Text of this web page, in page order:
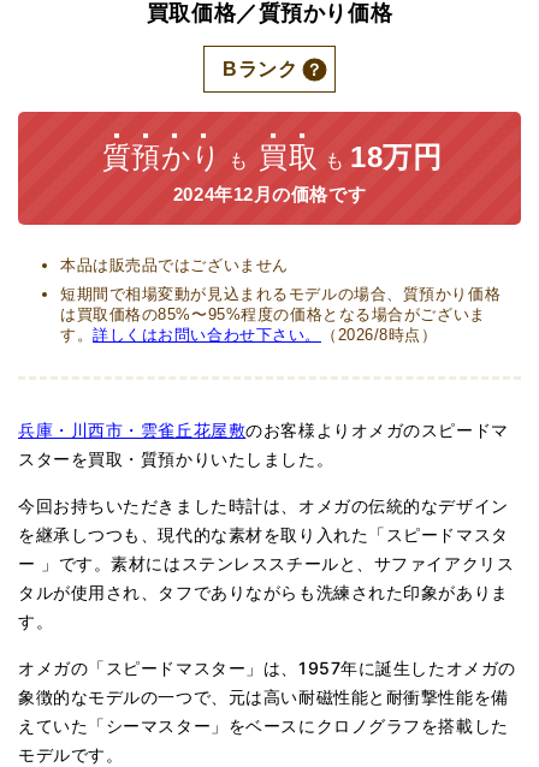
買取価格／質預かり価格
Bランク
質預かり も 買取 も 18万円
2024年12月の価格です
本品は販売品ではございません
短期間で相場変動が見込まれるモデルの場合、質預かり価格
は買取価格の85%〜95%程度の価格となる場合がございま
す。詳しくはお問い合わせ下さい。 （2026/8時点）
兵庫・川西市・雲雀丘花屋敷のお客様よりオメガのスピードマ
スターを買取・質預かりいたしました。
今回お持ちいただきました時計は、オメガの伝統的なデザイン
を継承しつつも、現代的な素材を取り入れた「スピードマスタ
ー 」です。素材にはステンレススチールと、サファイアクリス
タルが使用され、タフでありながらも洗練された印象がありま
す。
オメガの「スピードマスター」は、1957年に誕生したオメガの
象徴的なモデルの一つで、元は高い耐磁性能と耐衝撃性能を備
えていた「シーマスター」をベースにクロノグラフを搭載した
モデルです。